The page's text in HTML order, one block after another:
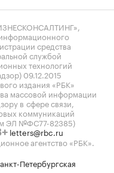
средства
службой
технологий
09.12.2015
издания «РБК»
массовой информации
в сфере связи,
коммуникаций
ЭЛ №ФС77-82385)
letters@rbc.ru
агентство «РБК».
Петербургская